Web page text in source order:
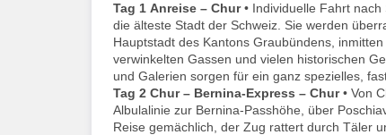
Tag 1 Anreise – Chur• Individuelle Fahrt
die älteste Stadt der Schweiz. Sie werden
Hauptstadt des Kantons Graubündens,
verwinkelten Gassen und vielen historischen
und Galerien sorgen für ein ganz spezielles,
Tag 2 Chur – Bernina-Express – Chur• Von
Albulalinie zur Bernina-Passhöhe, über
Reise gemächlich, der Zug rattert durch Täler